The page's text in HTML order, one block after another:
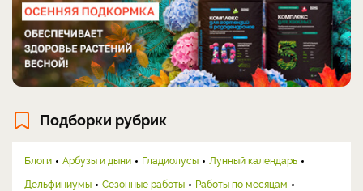
Подборки рубрик
Блоги Арбузы и дыни Гладиолусы
Лунный календарь
Дельфиниумы
Сезонные работы
Работы по месяцам